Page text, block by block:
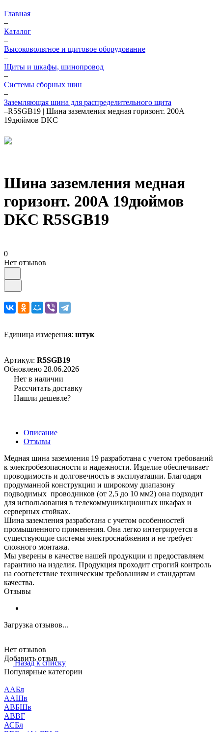
Главная
–
Каталог
–
Высоковольтное и щитовое оборудование
–
Щиты и шкафы, шинопровод
–
Системы сборных шин
–
Заземляющая шина для распределительного щита
–R5SGB19 | Шина заземления медная горизонт. 200А
19дюймов DKC
Шина заземления медная
горизонт. 200А 19дюймов
DKC R5SGB19
0
Нет отзывов
Единица измерения: штук
Артикул: R5SGB19
Обновлено 28.06.2026
Нет в наличии
Рассчитать доставку
Нашли дешевле?
Описание
Отзывы
Медная шина заземления 19 разработана с учетом требований
к электробезопасности и надежности. Изделие обеспечивает
проводимость и долговечность в эксплуатации. Благодаря
продуманной конструкции и широкому диапазону
подводимых проводников (от 2,5 до 10 мм2) она подходит
для использования в телекоммуникационных шкафах и
серверных стойках.
Шина заземления разработана с учетом особенностей
промышленного применения. Она легко интегрируется в
существующие системы электроснабжения и не требует
сложного монтажа.
Мы уверены в качестве нашей продукции и предоставляем
гарантию на изделия. Продукция проходит строгий контроль
на соответствие техническим требованиям и стандартам
качества.
Отзывы
Загрузка отзывов...
Нет отзывов
Добавить отзыв
Назад к списку
Популярные категории
ААБл
ААШв
АВБШв
АВВГ
АСБл